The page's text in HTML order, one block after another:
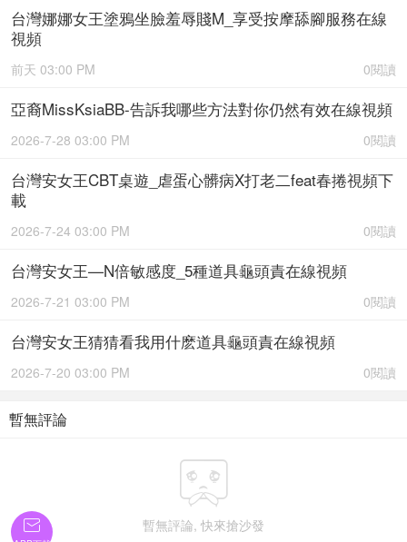
台灣娜娜女王塗鴉坐臉羞辱賤M_享受按摩舔腳服務在線
視頻
0閱讀
前天 03:00 PM
亞裔MissKsiaBB-告訴我哪些方法對你仍然有效在線視頻
0閱讀
2026-7-28 03:00 PM
台灣安女王CBT桌遊_虐蛋心髒病X打老二feat春捲視頻下
載
0閱讀
2026-7-24 03:00 PM
台灣安女王—N倍敏感度_5種道具龜頭責在線視頻
0閱讀
2026-7-21 03:00 PM
台灣安女王猜猜看我用什麽道具龜頭責在線視頻
0閱讀
2026-7-20 03:00 PM
暫無評論

暫無評論, 快來搶沙發
